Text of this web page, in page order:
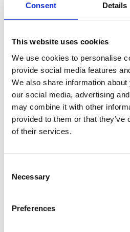
Consent Details
This website uses cookies
We use cookies to personalise
provide social media features
We also share information
our social media, advertising
may combine it with other
provided to them or that
of their services.
Selection
Necessary
Preferences
Charles, Vasco Rossi, Paolo
Zucchero ed altri, nonché
La regia-luci è affidata, come
in “Ballantini&Petrolini” a
Dario Ballantini
REGIA